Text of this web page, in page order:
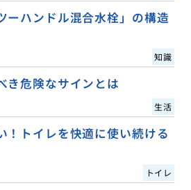
ーハンドル混合水栓」の構造
知識
き危険なサインとは
生活
！トイレを快適に使い続ける
トイレ